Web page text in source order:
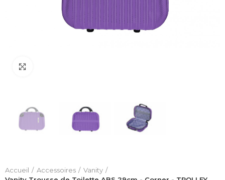
Accueil Accessoires
Vanity